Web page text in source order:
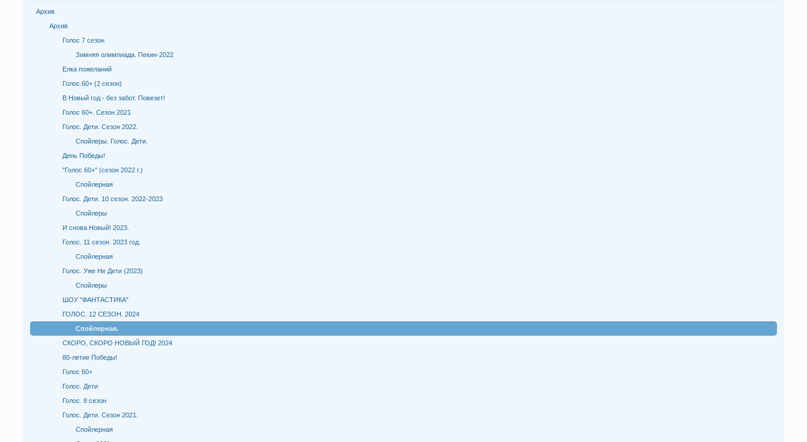
Архив
Архив
Голос 7 сезон
Зимняя олимпиада. Пекин-2022
Елка пожеланий
Голос.60+ (2 сезон)
В Новый год - без забот. Повезет!
Голос 60+. Сезон 2021
Голос. Дети. Сезон 2022.
Спойлеры. Голос. Дети.
День Победы!
"Голос 60+" (сезон 2022 г.)
Спойлерная
Голос. Дети. 10 сезон. 2022-2023
Спойлеры
И снова Новый! 2023.
Голос. 11 сезон. 2023 год.
Спойлерная
Голос. Уже Не Дети (2023)
Спойлеры
ШОУ "ФАНТАСТИКА"
ГОЛОС. 12 СЕЗОН. 2024
Спойлерная.
СКОРО, СКОРО НОВЫЙ ГОД! 2024
80-летие Победы!
Голос 60+
Голос. Дети
Голос. 8 сезон
Голос. Дети. Сезон 2021.
Спойлерная